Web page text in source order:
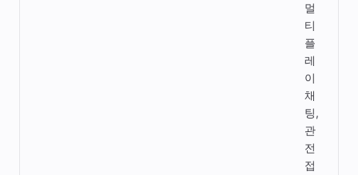
멀
티
플
레
이
채
팅,
관
전
접